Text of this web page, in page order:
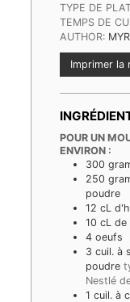
TYPE DE
TEMPS DE
AUTHOR:
Imprimer la
POUR UN
ENVIRON :
300
250
poudre
12 cL
10 cL de
4 oeufs
3 cuil. à
poudre
Nestlé
1 cuil. à